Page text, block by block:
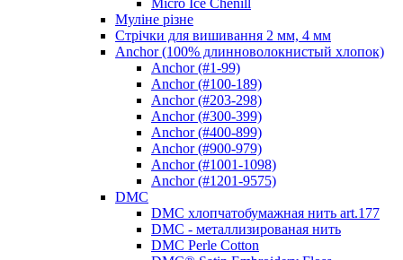
Муліне різне
Стрічки для вишивання 2 мм, 4 мм
Anchor (100% длинноволокнистый хлопок)
Anchor (#1-99)
Anchor (#100-189)
Anchor (#203-298)
Anchor (#300-399)
Anchor (#400-899)
Anchor (#900-979)
Anchor (#1001-1098)
Anchor (#1201-9575)
DMC
DMC хлопчатобумажная нить art.177
DMC - металлизированая нить
DMC Perle Cotton